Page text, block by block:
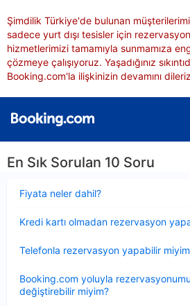
Şimdilik Türkiye'de bulunan
sadece yurt dışı tesisler için
hizmetlerimizi tamamıyla sunmamıza
çözmeye çalışıyoruz. Yaşadığınız
Booking.com'la ilişkinizin devamını
En Sık Sorulan 10 Soru
Fiyata neler dahil?
Kredi kartı olmadan rezervasyon
Telefonla rezervasyon yapabilir
Booking.com yoluyla
değiştirebilir miyim?